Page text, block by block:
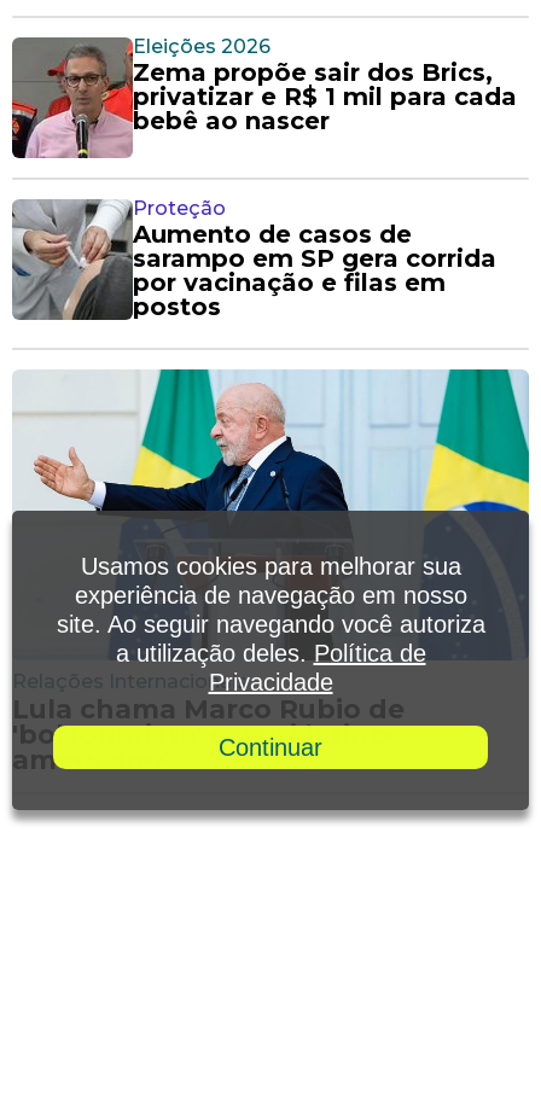
Eleições 2026
Zema propõe sair dos Brics,
privatizar e R$ 1 mil para cada
bebê ao nascer
Proteção
Aumento de casos de
sarampo em SP gera corrida
por vacinação e filas em
postos
Relações Internacionais
Lula chama Marco Rubio de
'bolsonarista' e 'anti latino-
americano'
Usamos cookies para melhorar sua
experiência de navegação em nosso
site. Ao seguir navegando você autoriza
a utilização deles. Política de
Privacidade
Continuar